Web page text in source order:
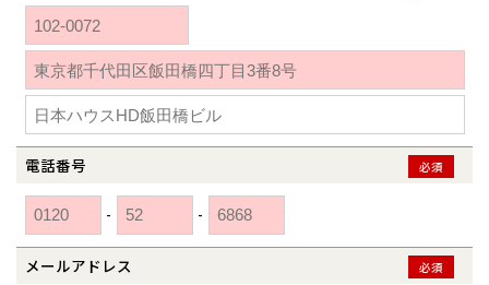
電話番号 必須
- -
メールアドレス 必須
群馬
滋賀
和歌山
鳥取
島根
広島
山口
徳島
熊本
大分
宮崎
鹿児島
長崎
※現住所のある都道府県以外の建築予定地の方でも
くの展示場又は店舗にお問合せください。
応します。お気軽にご相談ください。
茨城県
栃木県
宇都宮
小山
群馬県
群馬
伊勢崎
熊本県
大分県
大分
宮崎県
宮崎
鹿児島県